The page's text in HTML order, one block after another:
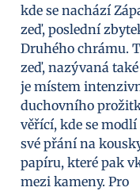
kde se nachází
zeď, poslední
Druhého chrámu.
zeď, nazývaná
je místem
duchovního
věřící, kde se
své přání na
papíru, které pak
mezi kameny. Pro